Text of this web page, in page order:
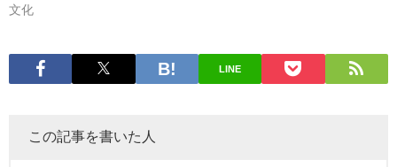
文化
LINE
この記事を書いた人